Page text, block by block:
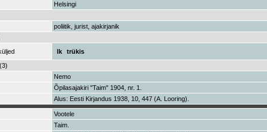
Helsingi
poliitik, jurist, ajakirjanik
lk
trükis
(3)
Nemo
Õpilasajakiri "Taim" 1904, nr. 1.
Alus: Eesti Kirjandus 1938, 10, 447 (A. Looring).
Vootele
Taim.